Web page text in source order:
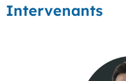
Intervenants